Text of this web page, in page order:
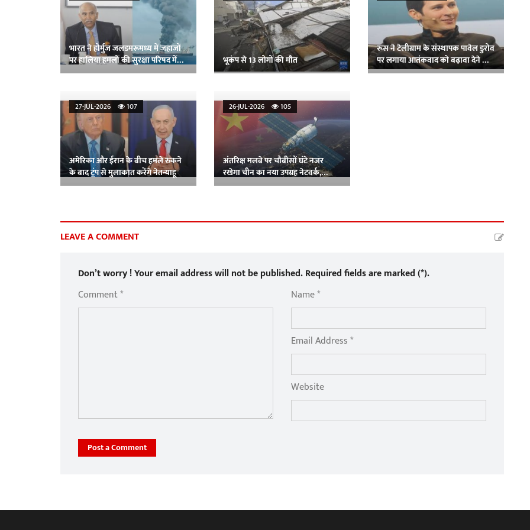
भारत ने होर्मुज जलडमरूमध्य में जहाजों
पर हालिया हमलों की सुरक्षा परिषद में
कड़ी निंदा की
भूकंप से 13 लोगों की मौत
रूस ने टेलीग्राम के संस्थापक पावेल डुरोव
पर लगाया आतंकवाद को बढ़ावा देने का
आरोप, जारी किया अंतरराष्ट्रीय अरेस्ट
27-JUL-2026 107
अमेरिका और ईरान के बीच हमले रुकने
के बाद ट्रंप से मुलाकात करेंगे नेतन्याहू
26-JUL-2026 105
अंतरिक्ष मलबे पर चौबीसों घंटे नजर
रखेगा चीन का नया उपग्रह नेटवर्क,
तैनाती शुरू
LEAVE A COMMENT
Don’t worry ! Your email address will not be published. Required fields are marked (*).
Comment *
Name *
Email Address *
Website
Post a Comment